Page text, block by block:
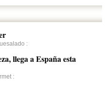
:
llega a España esta
: